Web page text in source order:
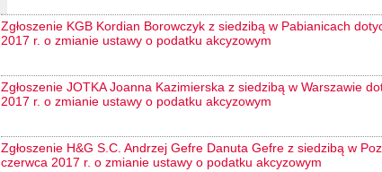
Zgłoszenie KGB Kordian Borowczyk z siedzibą w Pabianicach
2017 r. o zmianie ustawy o podatku akcyzowym
Zgłoszenie JOTKA Joanna Kazimierska z siedzibą w Warszawie
2017 r. o zmianie ustawy o podatku akcyzowym
Zgłoszenie H&G S.C. Andrzej Gefre Danuta Gefre z siedzibą w
czerwca 2017 r. o zmianie ustawy o podatku akcyzowym